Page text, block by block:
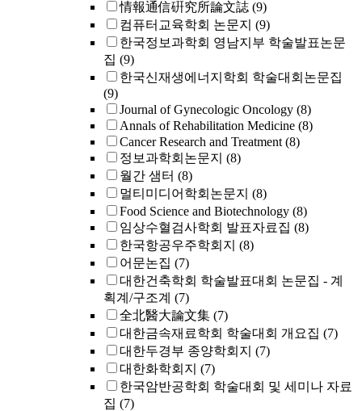
情報通信硏究所論文誌 (9)
컴퓨터교육학회 논문지 (9)
한국정보과학회 영남지부 학술발표논문
집 (9)
한국신재생에너지학회 학술대회논문집
(9)
Journal of Gynecologic Oncology (8)
Annals of Rehabilitation Medicine (8)
Cancer Research and Treatment (8)
정보과학회논문지 (8)
월간 샘터 (8)
멀티미디어학회논문지 (8)
Food Science and Biotechnology (8)
임상수혈검사학회 발표자료집 (8)
한국항공우주학회지 (8)
어문논집 (7)
대한건축학회 학술발표대회 논문집 - 계
획계/구조계 (7)
全北醫大論文集 (7)
대한금속재료학회 학술대회 개요집 (7)
대한두경부 종양학회지 (7)
대한화학회지 (7)
한국암반공학회 학술대회 및 세미나 자료
집 (7)